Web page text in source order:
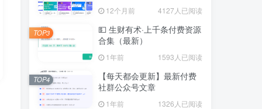
12个月前 4127人已阅读
💵 生财有术·上千条付费资源
合集（最新）
1年前 1593人已阅读
TOP3
【每天都会更新】最新付费
社群公众号文章
1年前 1326人已阅读
TOP4